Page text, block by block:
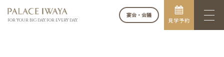
FOR YOUR BIG DAY. FOR EVERY DAY.
宴会・会議
見学予約